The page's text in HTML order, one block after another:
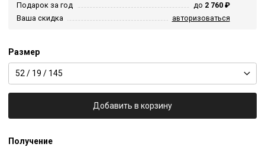
Подарок за год
до 2 760 ₽
Ваша скидка
авторизоваться
Размер
52 / 19 / 145
Добавить в корзину
Получение